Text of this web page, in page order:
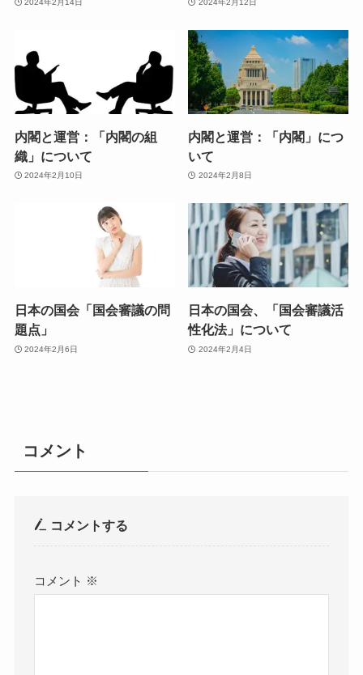
2024年2月14日 2024年2月12日
内閣と運営：「内閣の組
織」について
2024年2月10日
内閣と運営：「内閣」につ
いて
2024年2月8日
日本の国会「国会審議の問
題点」
2024年2月6日
日本の国会、「国会審議活
性化法」について
2024年2月4日
コメント
コメントする
コメント ※